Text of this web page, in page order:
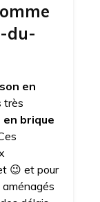
du-
en
très
en brique
😉 et pour